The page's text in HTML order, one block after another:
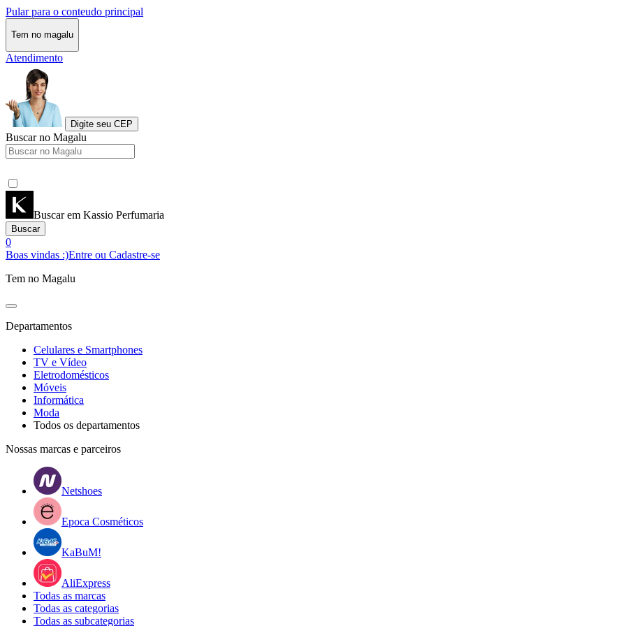
Pular para o conteudo principal
Tem no magalu
Atendimento
Digite seu CEP
Buscar no Magalu
Buscar em Kassio Perfumaria
Buscar
0
Boas vindas :)Entre ou Cadastre-se
Tem no Magalu
Departamentos
Celulares e Smartphones
TV e Vídeo
Eletrodomésticos
Móveis
Informática
Moda
Todos os departamentos
Nossas marcas e parceiros
Netshoes
Epoca Cosméticos
KaBuM!
AliExpress
Todas as marcas
Todas as categorias
Todas as subcategorias